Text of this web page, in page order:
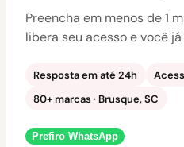
Preencha em menos de 1
libera seu acesso e você
Resposta em até 24h
80+ marcas · Brusque, SC
Prefiro WhatsApp